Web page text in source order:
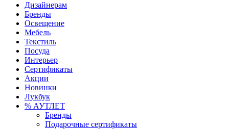
Дизайнерам
Бренды
Освещение
Мебель
Текстиль
Посуда
Интерьер
Сертификаты
Акции
Новинки
Лукбук
% АУТЛЕТ
Бренды
Подарочные сертификаты